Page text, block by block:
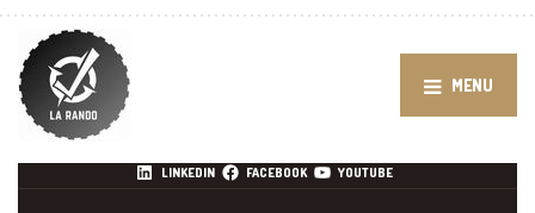
MENU
LINKEDIN FACEBOOK YOUTUBE